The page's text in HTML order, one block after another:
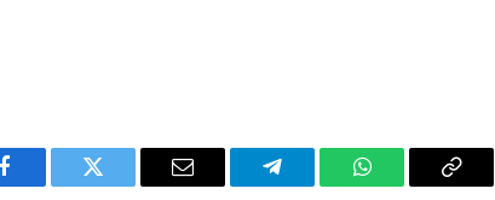
Facebook Twitter Email Telegram WhatsAppCopy